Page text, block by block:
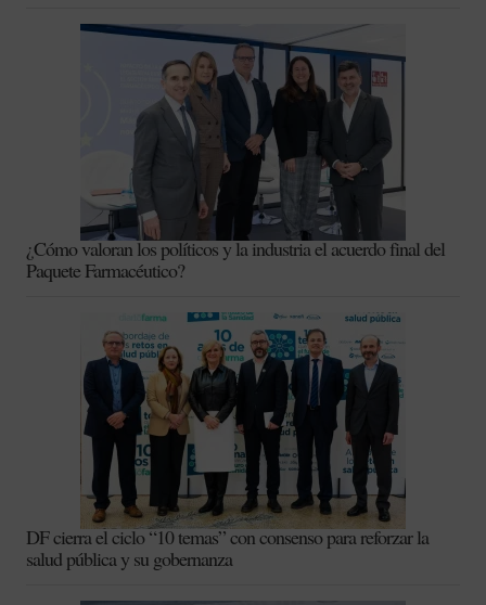
¿Cómo valoran los políticos y la industria el acuerdo final del
Paquete Farmacéutico?
DF cierra el ciclo “10 temas” con consenso para reforzar la
salud pública y su gobernanza